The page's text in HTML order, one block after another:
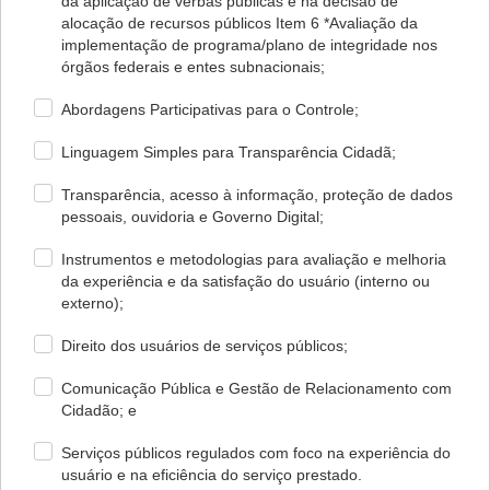
alocação de recursos públicos Item 6 *Avaliação da
implementação de programa/plano de integridade nos
órgãos federais e entes subnacionais;
Abordagens Participativas para o Controle;
Linguagem Simples para Transparência Cidadã;
Transparência, acesso à informação, proteção de dados
pessoais, ouvidoria e Governo Digital;
Instrumentos e metodologias para avaliação e melhoria
da experiência e da satisfação do usuário (interno ou
externo);
Direito dos usuários de serviços públicos;
Comunicação Pública e Gestão de Relacionamento com
Cidadão; e
Serviços públicos regulados com foco na experiência do
usuário e na eficiência do serviço prestado.